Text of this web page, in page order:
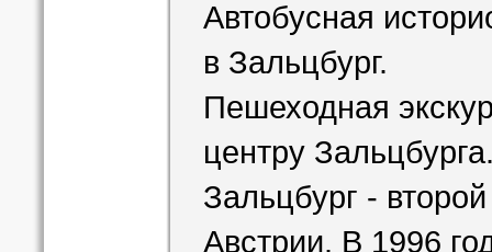
Автобусная
в Зальцбург.
Пешеходная
центру
Зальцбург -